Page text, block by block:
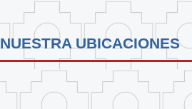
NUESTRA UBICACIONES